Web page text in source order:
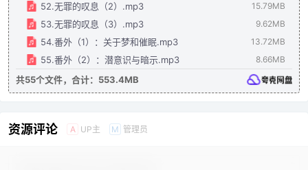
52.无罪的叹息（2）.mp3 15.79MB
53.无罪的叹息（3）.mp3 9.62MB
54.番外（1）：关于梦和催眠.mp3 13.72MB
55.番外（2）：潜意识与暗示.mp3 8.66MB
共55个文件，合计：553.4MB
资源评论 A UP主 M 管理员